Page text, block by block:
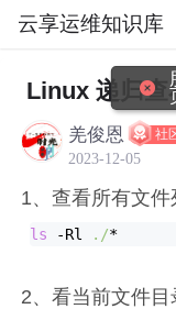
云享运维知识库
社区 云享运维
Linux 递归查
羌俊恩 社
2023-12-05
1、查看所有文件
ls -Rl ./*
2、看当前文件目